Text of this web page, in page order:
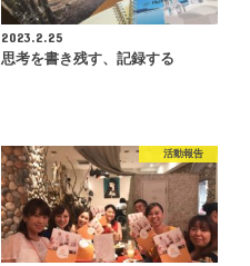
2023.2.25
思考を書き残す、記録する
活動報告